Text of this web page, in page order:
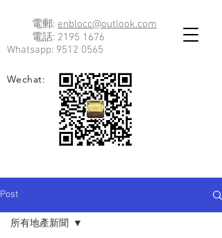
電郵: enblocc@outlook.com
電話: 2195 1676
Whatsapp: 9512 0565
Wechat:
Post
所有地產新聞